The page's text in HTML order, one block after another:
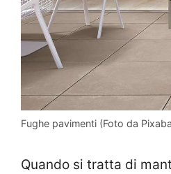
Fughe pavimenti (Foto da
Quando si tratta di